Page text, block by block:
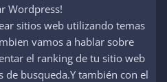
Wordpress!
sitios web utilizando temas
vamos a hablar sobre
el ranking de tu sitio web
busqueda.Y también con el